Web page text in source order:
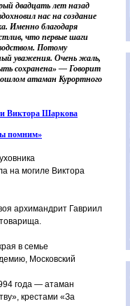
двадцать лет назад
нас на создание
Именно благодаря
что первые шаги
Потому
уважения. Очень жаль,
сохранена» — Говорит
атаман Курортного
Виктора Шаркова
помним»
на могиле Виктора
архимандрит Гавриил
в семье
Московский
года — атаман
крестами «За